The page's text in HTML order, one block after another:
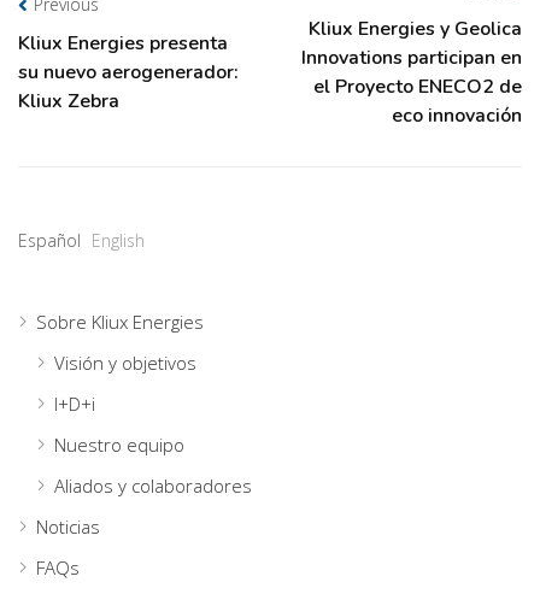
Previous
Kliux Energies presenta
su nuevo aerogenerador:
Kliux Zebra
Kliux Energies y Geolica
Innovations participan en
el Proyecto ENECO2 de
eco innovación
Español English
Sobre Kliux Energies
Visión y objetivos
I+D+i
Nuestro equipo
Aliados y colaboradores
Noticias
FAQs